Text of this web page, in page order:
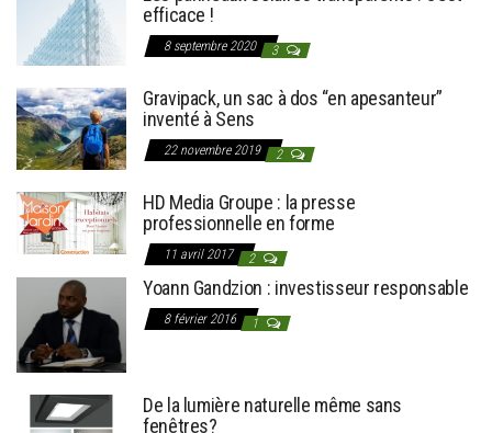
efficace !
8 septembre 2020 3
Gravipack, un sac à dos “en apesanteur”
inventé à Sens
22 novembre 2019 2
HD Media Groupe : la presse
professionnelle en forme
11 avril 2017 2
Yoann Gandzion : investisseur responsable
8 février 2016 1
De la lumière naturelle même sans
fenêtres?